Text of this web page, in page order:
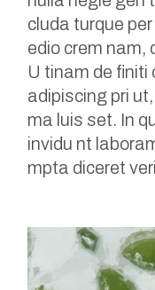
cluda turque
edio crem nam,
U tinam de finiti
adipiscing pri
ma luis set. In
invidu nt
mpta diceret